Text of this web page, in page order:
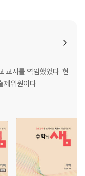
교사를 역임했었다. 현
제위원이다.